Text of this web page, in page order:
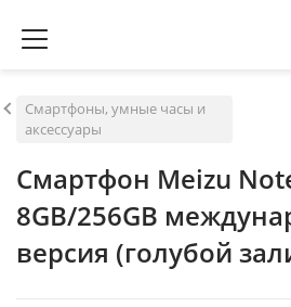
Смартфоны, умные часы и
аксессуары
Смартфон Meizu
8GB/256GB
версия (голубой